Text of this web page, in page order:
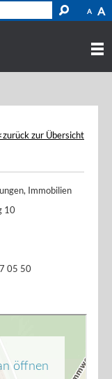
A A
zurück zur Übersicht
Immobilien
10
05 50